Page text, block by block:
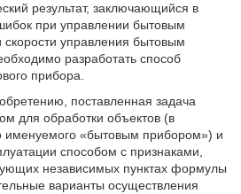
результат, заключающийся в
при управлении бытовым
управления бытовым
разработать способ
прибора.
поставленная задача
для обработки объектов (в
«бытовым прибором») и
способом с признаками,
независимых пунктах формулы
варианты осуществления